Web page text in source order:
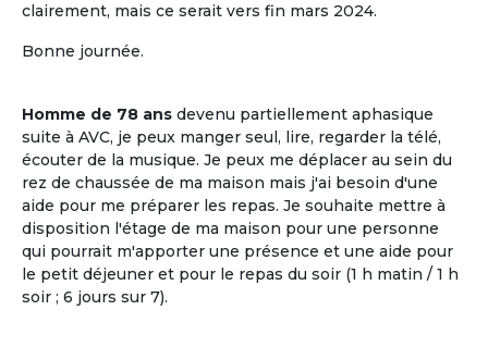
clairement, mais ce serait vers fin mars 2024.
Bonne journée.
Homme de 78 ans devenu partiellement aphasique
suite à AVC, je peux manger seul, lire, regarder la télé,
écouter de la musique. Je peux me déplacer au sein du
rez de chaussée de ma maison mais j'ai besoin d'une
aide pour me préparer les repas. Je souhaite mettre à
disposition l'étage de ma maison pour une personne
qui pourrait m'apporter une présence et une aide pour
le petit déjeuner et pour le repas du soir (1 h matin / 1 h
soir ; 6 jours sur 7).
L'ouverture sur le voisinage, l'activité et
les ressources de l'environnement local